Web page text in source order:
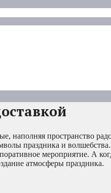
наполняя пространство
праздника и
мероприятие. А
атмосферы праздника.